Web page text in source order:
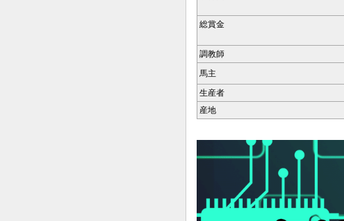
総賞金
調教師
馬主
生産者
産地